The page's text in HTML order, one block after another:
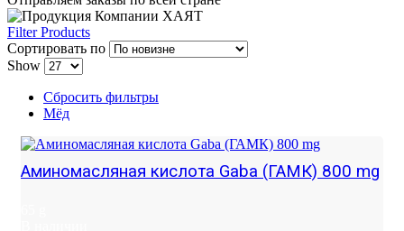
Filter Products
Сортировать по
Show
Сбросить фильтры
Мёд
Аминомасляная кислота Gaba (ГАМК) 800 mg